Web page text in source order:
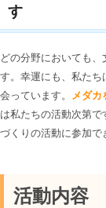
す
どの分野においても
す。幸運にも、私たち
会っています。 メダカ
は私たちの活動次第
づくりの活動に参加で
活動内容